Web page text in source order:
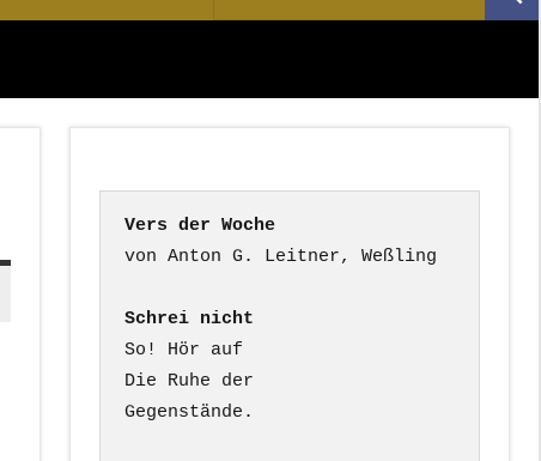
nach:
Vers der Woche
Schrei nicht
So! Hör auf
Die Ruhe der
Gegenstände.